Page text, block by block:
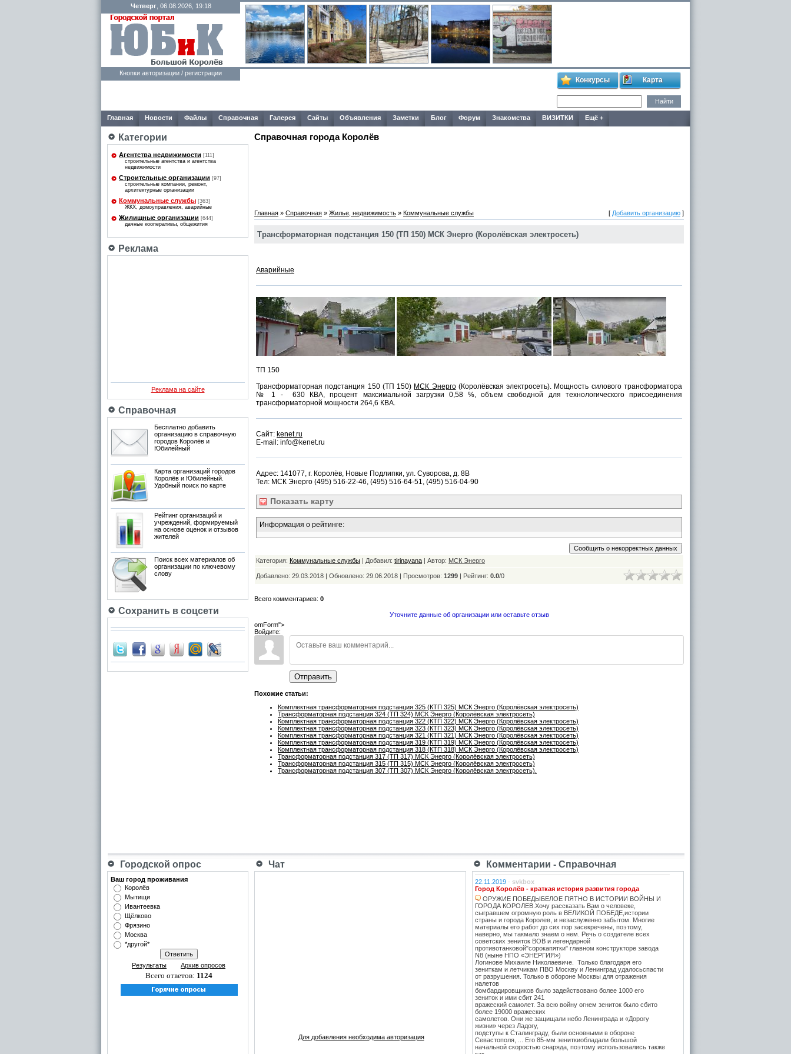
Четверг, 06.08.2026, 19:18
Кнопки авторизации / регистрации
Конкурсы Карта
Главная Новости Файлы Справочная Галерея Сайты Объявления Заметки Блог Форум Знакомства ВИЗИТКИ Ещё +
Категории
Агентства недвижимости [111]
строительные агентства и агентства
недвижимости
Строительные организации [97]
строительные компании, ремонт,
архитектурные организации
Коммунальные службы [363]
ЖКХ, домоуправления, аварийные
Жилищные организации [644]
дачные кооперативы, общежития
Реклама
Реклама на сайте
Справочная
Бесплатно добавить
организацию в справочную
городов Королёв и
Юбилейный
Карта организаций городов
Королёв и Юбилейный.
Удобный поиск по карте
Рейтинг организаций и
учреждений, формируемый
на основе оценок и отзывов
жителей
Поиск всех материалов об
организации по ключевому
слову
Сохранить в соцсети
Справочная города Королёв
Главная » Справочная » Жилье, недвижимость » Коммунальные службы [ Добавить организацию ]
Трансформаторная подстанция 150 (ТП 150) МСК Энерго (Королёвская электросеть)
Аварийные
ТП 150
Трансформаторная подстанция 150 (ТП 150) МСК Энерго(Королёвская электросеть). Мощность силового трансформатора
№ 1 - 630 КВА, процент максимальной загрузки 0,58 %, объем свободной для технологического присоединения
трансформаторной мощности 264,6 КВА.
Сайт: kenet.ru
E-mail: info@kenet.ru
Адрес: 141077, г. Королёв, Новые Подлипки, ул. Суворова, д. 8В
Тел: МСК Энерго (495) 516-22-46, (495) 516-64-51, (495) 516-04-90
Показать карту
Информация о рейтинге:
Категория: Коммунальные службы | Добавил: tirinayana | Автор: МСК Энерго
Добавлено: 29.03.2018 | Обновлено: 29.06.2018 | Просмотров: 1299 | Рейтинг: 0.0/0
Всего комментариев: 0
Уточните данные об организации или оставьте отзыв
omForm">
Войдите:
Отправить
Похожие статьи:
Комплектная трансформаторная подстанция 325 (КТП 325) МСК Энерго (Королёвская электросеть)
Трансформаторная подстанция 324 (ТП 324) МСК Энерго (Королёвская электросеть)
Комплектная трансформаторная подстанция 322 (КТП 322) МСК Энерго (Королёвская электросеть)
Комплектная трансформаторная подстанция 323 (КТП 323) МСК Энерго (Королёвская электросеть)
Комплектная трансформаторная подстанция 321 (КТП 321) МСК Энерго (Королёвская электросеть)
Комплектная трансформаторная подстанция 319 (КТП 319) МСК Энерго (Королёвская электросеть)
Комплектная трансформаторная подстанция 318 (КТП 318) МСК Энерго (Королёвская электросеть)
Трансформаторная подстанция 317 (ТП 317) МСК Энерго (Королёвская электросеть)
Трансформаторная подстанция 315 (ТП 315) МСК Энерго (Королёвская электросеть)
Трансформаторная подстанция 307 (ТП 307) МСК Энерго (Королёвская электросеть).
Городской опрос Чат Комментарии - Справочная
Ваш город проживания
Королёв
Мытищи
Ивантеевка
Щёлково
Фрязино
Москва
*другой*
Результаты Архив опросов
Всего ответов: 1124
Для добавления необходима авторизация
22.11.2019 - svkbox
Город Королёв - краткая история развития города
ОРУЖИЕ ПОБЕДЫБЕЛОЕ ПЯТНО В ИСТОРИИ ВОЙНЫ И
ГОРОДА КОРОЛЕВ.Хочу рассказать Вам о человеке,
сыгравшем огромную роль в ВЕЛИКОЙ ПОБЕДЕ,истории
страны и города Королев, и незаслуженно забытом. Многие
материалы его работ до сих пор засекречены, поэтому,
наверно, мы такмало знаем о нем. Речь о создателе всех
советских зениток ВОВ и легендарной
противотанковой"сорокапятки" главном конструкторе завода
N8 (ныне НПО «ЭНЕРГИЯ»)
Логинове Михаиле Николаевиче. Только благодаря его
зениткам и летчикам ПВО Москву и Ленинград удалосьспасти
от разрушения. Только в обороне Москвы для отражения
налетов
бомбардировщиков было задействовано более 1000 его
зениток и ими сбит 241
вражеский самолет. За всю войну огнем зениток было сбито
более 19000 вражеских
самолетов. Они же защищали небо Ленинграда и «Дорогу
жизни» через Ладогу,
подступы к Сталинграду, были основными в обороне
Севастополя, ... Его 85-мм зениткиобладали большой
начальной скоростью снаряда, поэтому использовались также